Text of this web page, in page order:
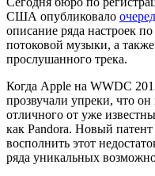
США опубликовало
описание ряда настроек
потоковой музыки, а
прослушанного трека.
Когда Apple на WWDC
прозвучали упреки, что он
отличного от уже
как Pandora. Новый
восполнить этот
ряда уникальных